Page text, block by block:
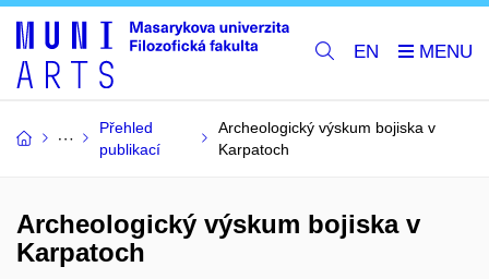
EN
Přehled
publikací
Archeologický výskum bojiska v
Karpatoch
Archeologický výskum bojiska v
Karpatoch